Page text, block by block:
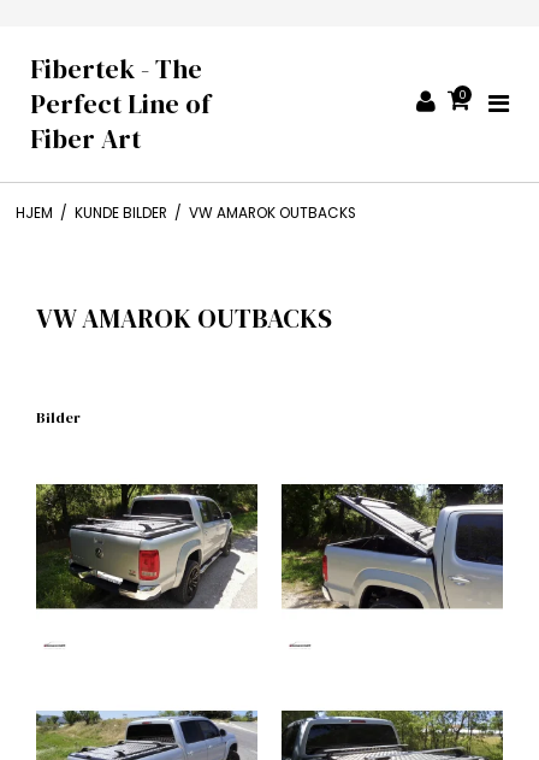
Fibertek - The
Perfect Line of
Fiber Art
0
HJEM / KUNDE BILDER / VW AMAROK OUTBACKS
VW AMAROK OUTBACKS
Bilder